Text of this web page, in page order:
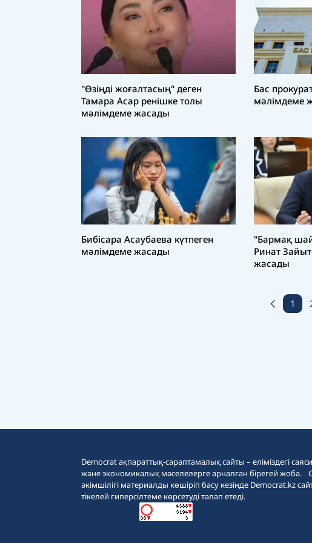
"Өзіңді жоғалтасың" деген
Тамара Асар ренішке толы
мәлімдеме жасады
Бас
мәлімдеме
Бибісара Асаубаева күтпеген
мәлімдеме жасады
"Бармақ
Ринат
жасады
1
Democrat ақпараттық-сараптамалық сайты – еліміздегі
және экономикалық мәселелерге арналған бірегей жоба.
әкімшілігі материалды көшіріп басу кезінде Democrat.kz
тікелей гиперсілтеме көрсетуді талап етеді.